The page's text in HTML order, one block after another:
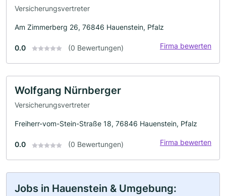
Versicherungsvertreter
Am Zimmerberg 26, 76846 Hauenstein, Pfalz
0.0 (0 Bewertungen) Firma bewerten
Wolfgang Nürnberger
Versicherungsvertreter
Freiherr-vom-Stein-Straße 18, 76846 Hauenstein, Pfalz
0.0 (0 Bewertungen) Firma bewerten
Jobs in Hauenstein & Umgebung: